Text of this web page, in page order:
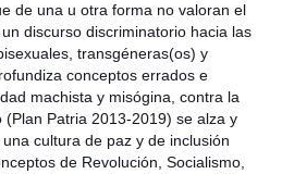
de una u otra forma no valoran el
discurso discriminatorio hacia las
transgéneras(os) y
conceptos errados e
machista y misógina, contra la
Patria 2013-2019) se alza y
cultura de paz y de inclusión
de Revolución, Socialismo,